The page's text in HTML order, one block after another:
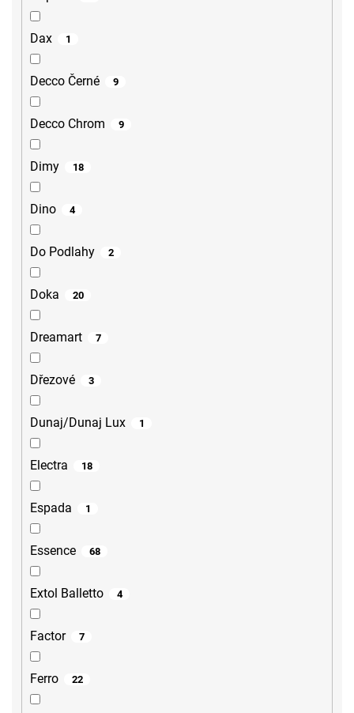
Dax 1
Decco Černé 9
Decco Chrom 9
Dimy 18
Dino 4
Do Podlahy 2
Doka 20
Dreamart 7
Dřezové 3
Dunaj/Dunaj Lux 1
Electra 18
Espada 1
Essence 68
Extol Balletto 4
Factor 7
Ferro 22